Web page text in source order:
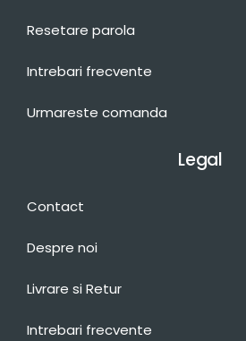
Resetare parola
Intrebari frecvente
Urmareste comanda
Legal
Contact
Despre noi
Livrare si Retur
Intrebari frecvente